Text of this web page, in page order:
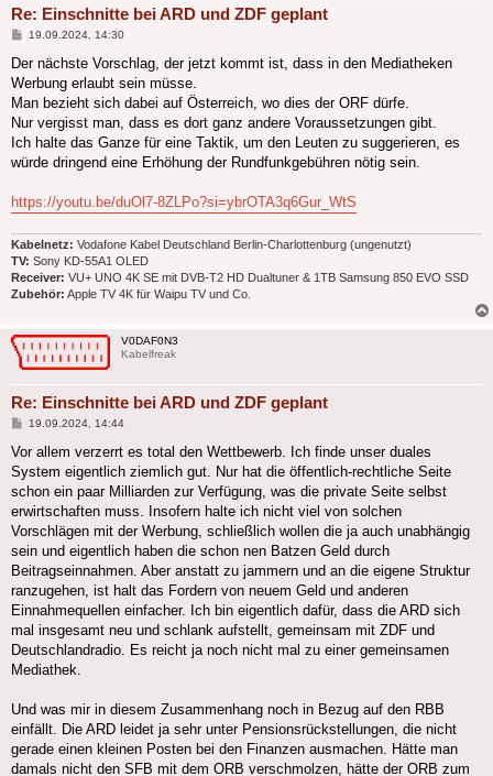
Re: Einschnitte bei ARD und ZDF geplant
Beitrag
19.09.2024, 14:30
Der nächste Vorschlag, der jetzt kommt ist, dass in den Mediatheken
Werbung erlaubt sein müsse.
Man bezieht sich dabei auf Österreich, wo dies der ORF dürfe.
Nur vergisst man, dass es dort ganz andere Voraussetzungen gibt.
Ich halte das Ganze für eine Taktik, um den Leuten zu suggerieren, es
würde dringend eine Erhöhung der Rundfunkgebühren nötig sein.
https://youtu.be/duOl7-8ZLPo?si=ybrOTA3q6Gur_WtS
Kabelnetz: Vodafone Kabel Deutschland Berlin-Charlottenburg (ungenutzt)
TV: Sony KD-55A1 OLED
Receiver: VU+ UNO 4K SE mit DVB-T2 HD Dualtuner & 1TB Samsung 850 EVO SSD
Zubehör: Apple TV 4K für Waipu TV und Co.
V0DAF0N3
Kabelfreak
Re: Einschnitte bei ARD und ZDF geplant
Beitrag
19.09.2024, 14:44
Vor allem verzerrt es total den Wettbewerb. Ich finde unser duales
System eigentlich ziemlich gut. Nur hat die öffentlich-rechtliche Seite
schon ein paar Milliarden zur Verfügung, was die private Seite selbst
erwirtschaften muss. Insofern halte ich nicht viel von solchen
Vorschlägen mit der Werbung, schließlich wollen die ja auch unabhängig
sein und eigentlich haben die schon nen Batzen Geld durch
Beitragseinnahmen. Aber anstatt zu jammern und an die eigene Struktur
ranzugehen, ist halt das Fordern von neuem Geld und anderen
Einnahmequellen einfacher. Ich bin eigentlich dafür, dass die ARD sich
mal insgesamt neu und schlank aufstellt, gemeinsam mit ZDF und
Deutschlandradio. Es reicht ja noch nicht mal zu einer gemeinsamen
Mediathek.
Und was mir in diesem Zusammenhang noch in Bezug auf den RBB
einfällt. Die ARD leidet ja sehr unter Pensionsrückstellungen, die nicht
gerade einen kleinen Posten bei den Finanzen ausmachen. Hätte man
damals nicht den SFB mit dem ORB verschmolzen, hätte der ORB zum